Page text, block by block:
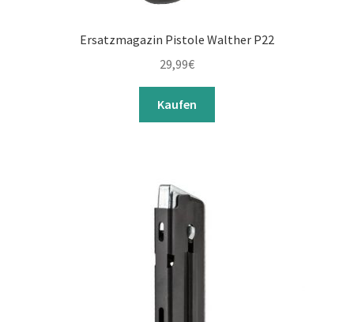
Ersatzmagazin Pistole Walther P22
29,99€
Kaufen